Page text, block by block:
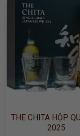
THE CHITA HỘP
2025